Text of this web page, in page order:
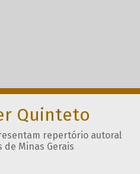
Quinteto
repertório autoral
Minas Gerais